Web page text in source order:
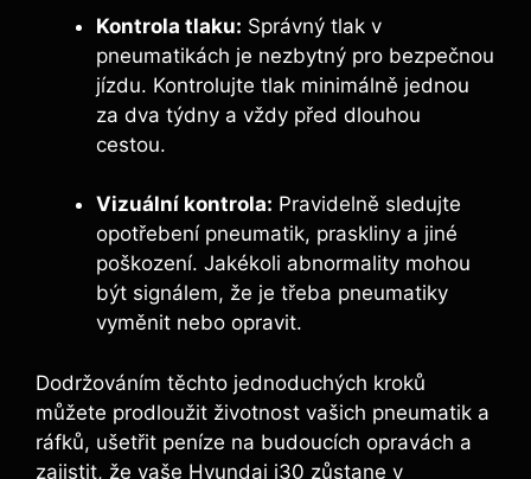
Kontrola tlaku: Správný tlak v
pneumatikách je nezbytný pro bezpečnou
jízdu. Kontrolujte tlak minimálně jednou
za dva týdny a vždy před dlouhou
cestou.
Vizuální kontrola: Pravidelně sledujte
opotřebení pneumatik, praskliny a jiné
poškození. Jakékoli abnormality mohou
být signálem, že je třeba pneumatiky
vyměnit nebo opravit.
Dodržováním těchto jednoduchých kroků
můžete prodloužit životnost vašich pneumatik a
ráfků, ušetřit peníze na budoucích opravách a
zajistit, že vaše Hyundai i30 zůstane v